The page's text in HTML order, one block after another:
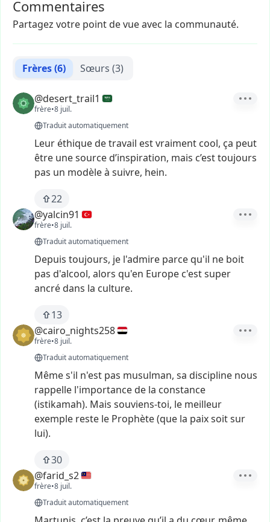
Commentaires
Partagez votre point de vue avec la communauté.
Frères(6) Sœurs (3)
@desert_trail1
frère•8 juil.
Traduit automatiquement
Leur éthique detravail estvraiment cool, ça peut
être unesource d’inspiration, mais c’esttoujours
pas un modèleà suivre, hein.
22
@yalcin91
frère•8 juil.
Traduit automatiquement
Depuis toujours, je l'admire parce qu'il ne boit
pas d'alcool, alors qu'en Europe c'estsuper
ancré dans la culture.
13
@cairo_nights258
frère•8 juil.
Traduit automatiquement
Mêmes'il n'est pas musulman, sa discipline nous
rappelle l'importance de la constance
(istikamah). Mais souviens-toi, le meilleur
exemple reste le Prophète(que la paixsoitsur
lui).
30
@farid_s2
frère•8 juil.
Traduit automatiquement